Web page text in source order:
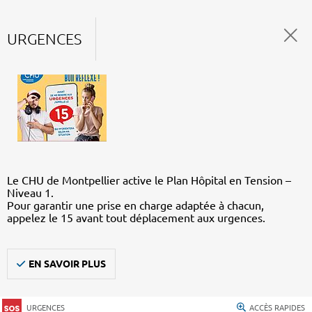
URGENCES
Le CHU de Montpellier active le Plan Hôpital en Tension –
Niveau 1.
Pour garantir une prise en charge adaptée à chacun,
appelez le 15 avant tout déplacement aux urgences.
EN SAVOIR PLUS
URGENCES ACCÈS RAPIDES